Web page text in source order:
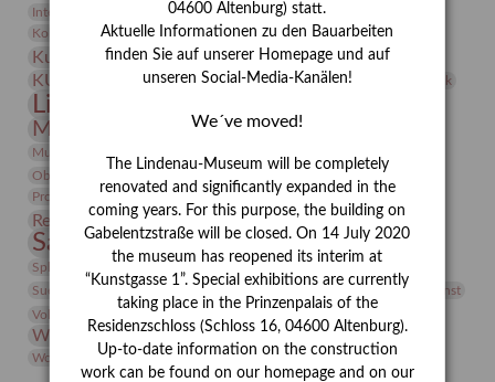
Integriertes Schädlingsmanagement
Italien Jahresempfang
Kolosseum
Kooperationsausstellung Korkmodelle Kunst
Kunstmuseum Kunstvermittlung Kunst von Kühl
KUNSTWAND Kurs Künstler Künstlerin Lehmbruck
Lindenau-Museum
Museumsgeschichte Museumsnacht
Museumspädagogik Natur
Objekt im Fokus
Phelloplastik
Pohlhof
Provenienz
Provenienzforschung
Restaurierung Rudi Lesser Ruth Wolf-Rehfeld
Sammlung Samstagszeichner Skulptur
Sonderausstellung
Sphinx
studio Studio Bildende Kunst
Suermondt-Ludwig-Museum
Vermittlung
Videokunst
Volontariat
Walter Rheiner Werefkin
Werkbetrachtung Winter Wissenschaft
Wolf and Dog
Wolf und Hund
Zirkuswoche
04600 Altenburg) statt.
Aktuelle Informationen zu den Bauarbeiten
finden Sie auf unserer Homepage und auf
unseren Social-Media-Kanälen!
We´ve moved!
The Lindenau-Museum will be completely
renovated and significantly expanded in the
coming years. For this purpose, the building on
Gabelentzstraße will be closed. On 14 July 2020
the museum has reopened its interim at
“Kunstgasse 1”. Special exhibitions are currently
taking place in the Prinzenpalais of the
Residenzschloss (Schloss 16, 04600 Altenburg).
Up-to-date information on the construction
work can be found on our homepage and on our